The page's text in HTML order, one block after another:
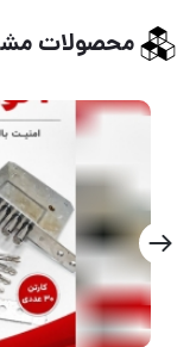
محصولات